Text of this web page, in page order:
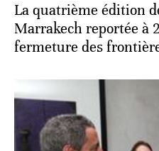
La quatrième édition
Marrakech reportée à
fermeture des